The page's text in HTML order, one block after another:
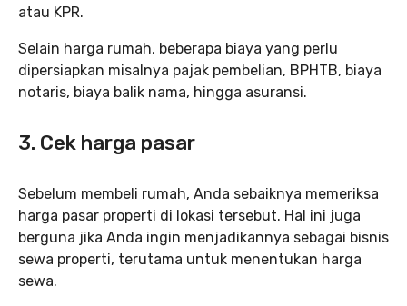
atau KPR.
Selain harga rumah, beberapa biaya yang perlu
dipersiapkan misalnya pajak pembelian, BPHTB, biaya
notaris, biaya balik nama, hingga asuransi.
3. Cek harga pasar
Sebelum membeli rumah, Anda sebaiknya memeriksa
harga pasar properti di lokasi tersebut. Hal ini juga
berguna jika Anda ingin menjadikannya sebagai bisnis
sewa properti, terutama untuk menentukan harga
sewa.